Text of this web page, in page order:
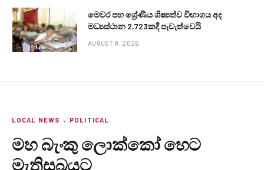
මෙවර පහ ශ්‍රේණිය ශිෂ්‍යත්ව විභාගය අද
මධ්‍යස්ථාන 2,723කදී පැවැත්වෙයි
AUGUST 9, 2026
LOCAL NEWS POLITICAL
මහ බැංකු ලොක්කෝ හෙට
මැතිසබයට